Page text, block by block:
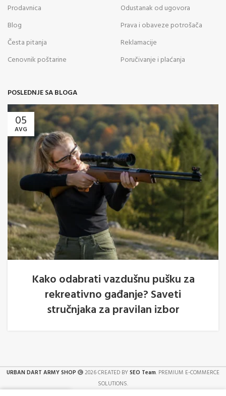
Prodavnica
Blog
Česta pitanja
Cenovnik poštarine
Odustanak od ugovora
Prava i obaveze potrošača
Reklamacije
Poručivanje i plaćanja
POSLEDNJE SA BLOGA
05
AVG
Kako odabrati vazdušnu pušku za
rekreativno gađanje? Saveti
stručnjaka za pravilan izbor
URBAN DART ARMY SHOP 2026 CREATED BYSEO Team. PREMIUM E-COMMERCE
SOLUTIONS.